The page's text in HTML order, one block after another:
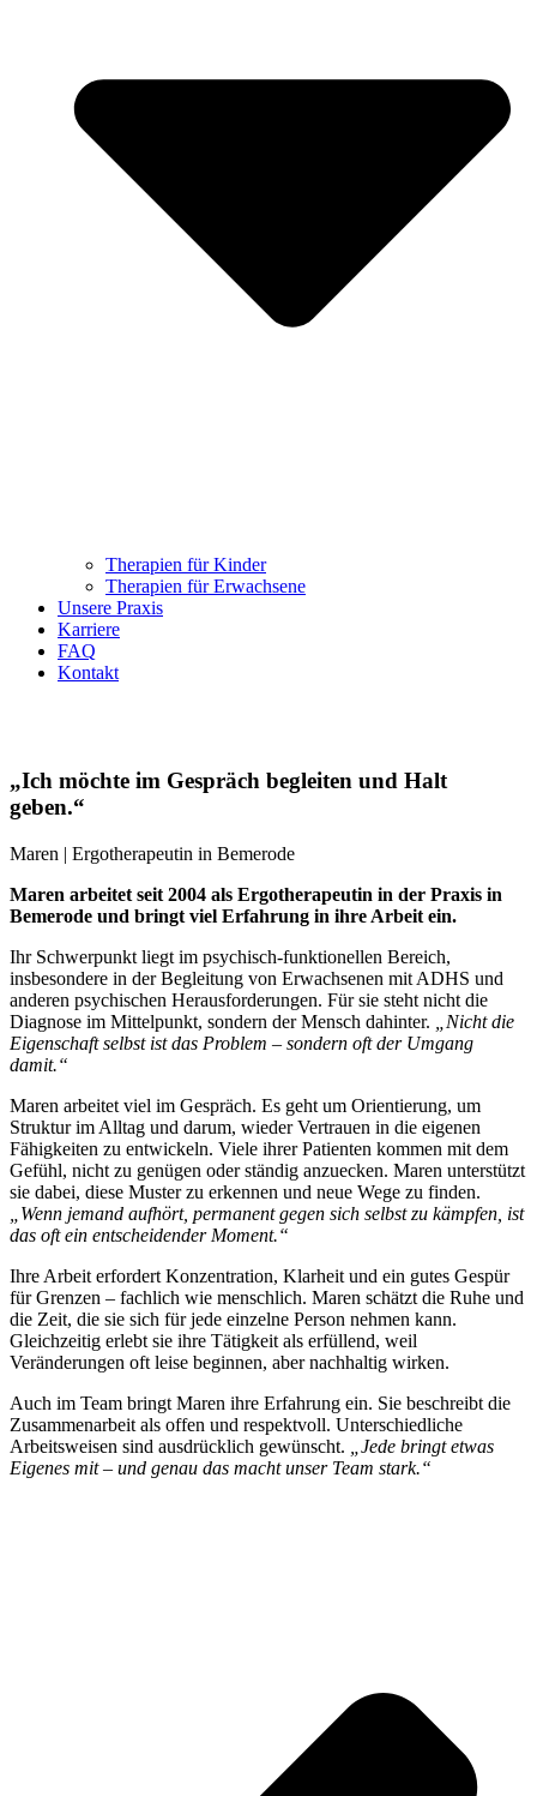
Therapien für Kinder
Therapien für Erwachsene
Unsere Praxis
Karriere
FAQ
Kontakt
„Ich möchte im Gespräch begleiten und Halt
geben.“
Maren | Ergotherapeutin in Bemerode
Maren arbeitet seit 2004 als Ergotherapeutin in der Praxis in
Bemerode und bringt viel Erfahrung in ihre Arbeit ein.
Ihr Schwerpunkt liegt im psychisch-funktionellen Bereich,
insbesondere in der Begleitung von Erwachsenen mit ADHS und
anderen psychischen Herausforderungen. Für sie steht nicht die
Diagnose im Mittelpunkt, sondern der Mensch dahinter.
„Nicht die
Eigenschaft selbst ist das Problem – sondern oft der Umgang
damit.“
Maren arbeitet viel im Gespräch. Es geht um Orientierung, um
Struktur im Alltag und darum, wieder Vertrauen in die eigenen
Fähigkeiten zu entwickeln. Viele ihrer Patienten kommen mit dem
Gefühl, nicht zu genügen oder ständig anzuecken. Maren unterstützt
sie dabei, diese Muster zu erkennen und neue Wege zu finden.
„Wenn jemand aufhört, permanent gegen sich selbst zu kämpfen, ist
das oft ein entscheidender Moment.“
Ihre Arbeit erfordert Konzentration, Klarheit und ein gutes Gespür
für Grenzen – fachlich wie menschlich. Maren schätzt die Ruhe und
die Zeit, die sie sich für jede einzelne Person nehmen kann.
Gleichzeitig erlebt sie ihre Tätigkeit als erfüllend, weil
Veränderungen oft leise beginnen, aber nachhaltig wirken.
Auch im Team bringt Maren ihre Erfahrung ein. Sie beschreibt die
Zusammenarbeit als offen und respektvoll. Unterschiedliche
Arbeitsweisen sind ausdrücklich gewünscht.
„Jede bringt etwas
Eigenes mit – und genau das macht unser Team stark.“